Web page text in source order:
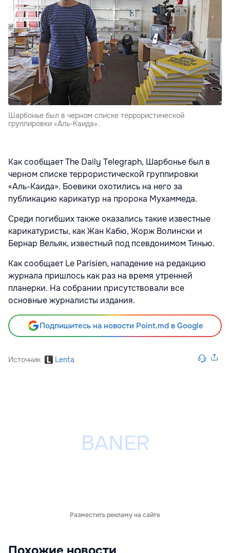
Шарбонье был в черном списке террористической
группировки «Аль-Каида».
Как сообщает The Daily Telegraph, Шарбонье был в
черном списке террористической группировки
«Аль-Каида». Боевики охотились на него за
публикацию карикатур на пророка Мухаммеда.
Среди погибших также оказались такие известные
карикатуристы, как Жан Кабю, Жорж Волински и
Бернар Вельяк, известный под псевдонимом Тинью.
Как сообщает Le Parisien, нападение на редакцию
журнала пришлось как раз на время утренней
планерки. На собрании присутствовали все
основные журналисты издания.
Подпишитесь на новости Point.md в Google
Источник Lenta
Разместить рекламу на сайте